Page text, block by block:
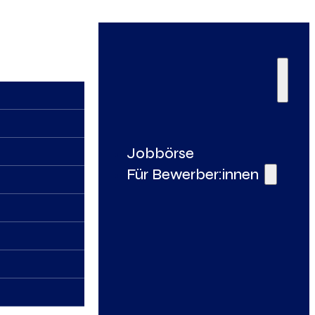
Jobbörse
Für Bewerber:innen